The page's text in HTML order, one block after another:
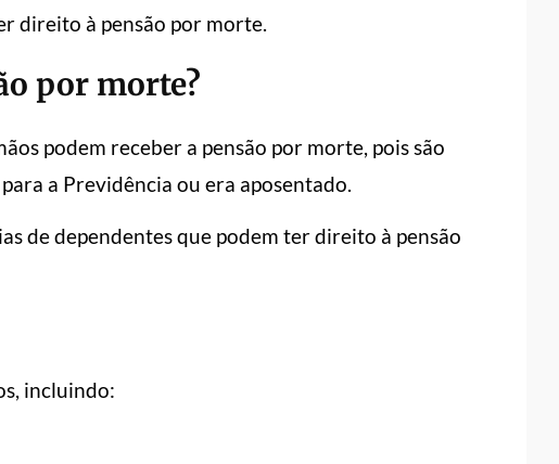
direito à pensão por morte.
por morte?
podem receber a pensão por morte, pois são
a Previdência ou era aposentado.
de dependentes que podem ter direito à pensão
incluindo: